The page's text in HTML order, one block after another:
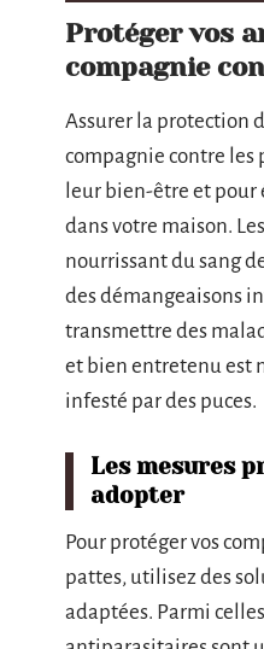
Protéger vos
compagnie
Assurer la protection
compagnie contre les
leur bien-être et
dans votre maison.
nourrissant du sang
des démangeaisons
transmettre des
et bien entretenu est
infesté par des puces.
Les mesures
adopter
Pour protéger vos
pattes, utilisez des
adaptées. Parmi